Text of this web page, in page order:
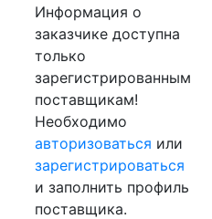
Информация о
заказчике доступна
только
зарегистрированным
поставщикам!
Необходимо
авторизоваться или
зарегистрироваться
и заполнить профиль
поставщика.